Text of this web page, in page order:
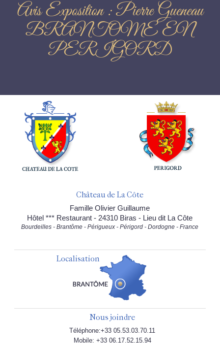
Avis Exposition : Pierre Gueneau
BRANTOME EN
PERIGORD
Château de La Côte
Famille Olivier Guillaume
Hôtel *** Restaurant - 24310 Biras - Lieu dit La Côte
Bourdeilles - Brantôme - Périgueux - Périgord - Dordogne - France
Localisation
Nous joindre
Téléphone:+33 05.53.03.70.11
Mobile: +33 06.17.52.15.94